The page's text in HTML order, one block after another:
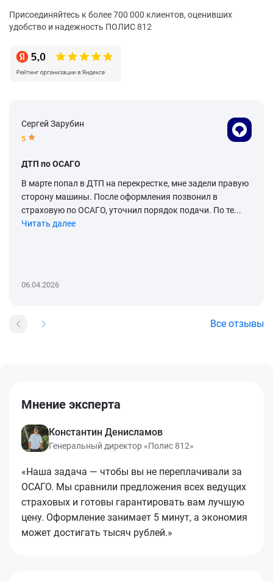
Присоединяйтесь к более 700 000 клиентов, оценивших
удобство и надежность ПОЛИС 812
Сергей Зарубин
5
ДТП по ОСАГО
В марте попал в ДТП на перекрестке, мне задели правую
сторону машины. После оформления позвонил в
страховую по ОСАГО, уточнил порядок подачи. По те...
Читать далее
06.04.2026
Все отзывы
Мнение эксперта
Константин Денисламов
Генеральный директор «Полис 812»
«Наша задача — чтобы вы не переплачивали за
ОСАГО. Мы сравнили предложения всех ведущих
страховых и готовы гарантировать вам лучшую
цену. Оформление занимает 5 минут, а экономия
может достигать тысяч рублей.»